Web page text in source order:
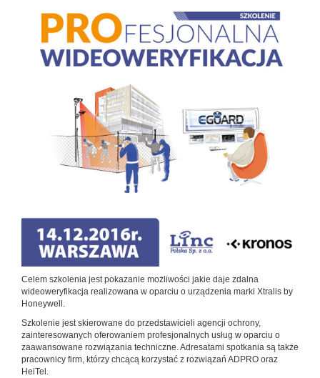
Celem szkolenia jest pokazanie możliwości jakie daje zdalna
wideoweryfikacja realizowana w oparciu o urządzenia marki Xtralis by
Honeywell.
Szkolenie jest skierowane do przedstawicieli agencji ochrony,
zainteresowanych oferowaniem profesjonalnych usług w oparciu o
zaawansowane rozwiązania techniczne. Adresatami spotkania są także
pracownicy firm, którzy chcącą korzystać z rozwiązań ADPRO oraz
HeiTel.